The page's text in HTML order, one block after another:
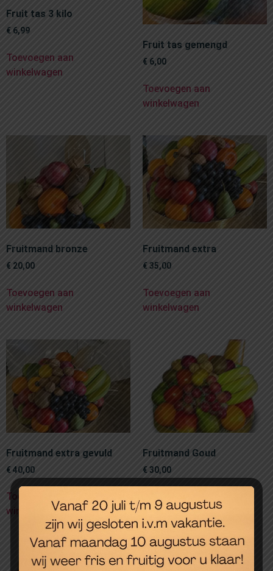
Fruit tas 3 kilo
€ 6,99
Toevoegen aan
winkelwagen
Fruit tas gemengd
€ 6,00
Toevoegen aan
winkelwagen
Fruitmand bronze
€ 20,00
Toevoegen aan
winkelwagen
Fruitmand extra
€ 35,00
Toevoegen aan
winkelwagen
Fruitmand extra gevuld
€ 40,00
Toevoegen aan
winkelwagen
Fruitmand Goud
€ 30,00
winkelwagen